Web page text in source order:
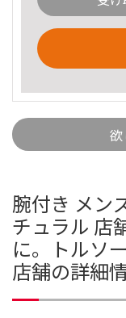
腕付き メン
チュラル 店
に。トルソ
店舗の詳細